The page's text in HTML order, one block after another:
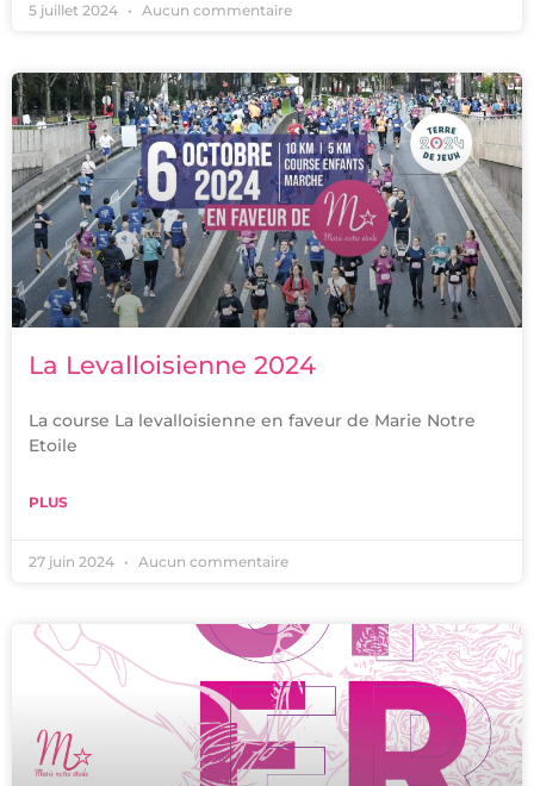
5 juillet 2024 Aucun commentaire
La Levalloisienne 2024
La course La levalloisienne en faveur de Marie Notre
Etoile
PLUS
27 juin 2024 Aucun commentaire